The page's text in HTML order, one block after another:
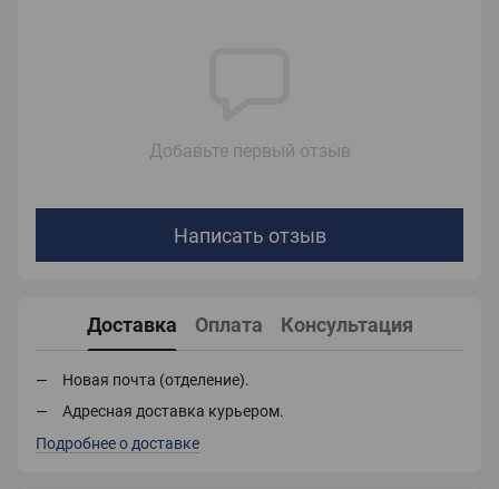
Добавьте первый отзыв
Написать отзыв
Доставка Оплата Консультация
Новая почта (отделение).
Адресная доставка курьером.
Подробнее о доставке